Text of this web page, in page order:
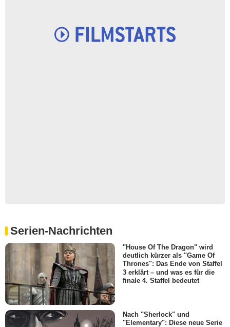
Serien-Nachrichten
"House Of The Dragon" wird
deutlich kürzer als "Game Of
Thrones": Das Ende von Staffel
3 erklärt – und was es für die
finale 4. Staffel bedeutet
Nach "Sherlock" und
"Elementary": Diese neue Serie